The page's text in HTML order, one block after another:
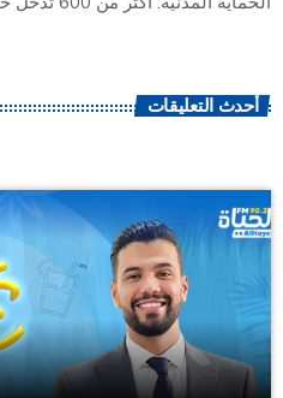
أحدث التعليقات